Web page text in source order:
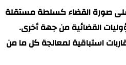
على صورة القضاء كسلطة مستقلة
القضائية من جهة أخرى.
استباقية لمعالجة كل ما من